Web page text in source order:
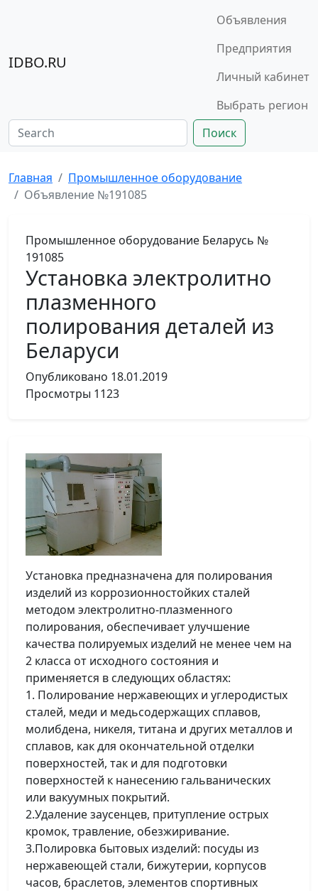
IDBO.RU
Объявления
Предприятия
Личный кабинет
Выбрать регион
Поиск
Главная
Промышленное оборудование
Объявление №191085
Промышленное оборудование Беларусь №
191085
Установка электролитно
плазменного
полирования деталей из
Беларуси
Опубликовано 18.01.2019
Просмотры 1123
Установка предназначена для полирования
изделий из коррозионностойких сталей
методом электролитно-плазменного
полирования, обеспечивает улучшение
качества полируемых изделий не менее чем на
2 класса от исходного состояния и
применяется в следующих областях:
1. Полирование нержавеющих и углеродистых
сталей, меди и медьсодержащих сплавов,
молибдена, никеля, титана и других металлов и
сплавов, как для окончательной отделки
поверхностей, так и для подготовки
поверхностей к нанесению гальванических
или вакуумных покрытий.
2.Удаление заусенцев, притупление острых
кромок, травление, обезжиривание.
3.Полировка бытовых изделий: посуды из
нержавеющей стали, бижутерии, корпусов
часов, браслетов, элементов спортивных